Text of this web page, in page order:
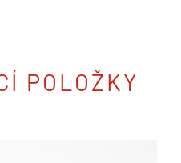
POLOŽKY